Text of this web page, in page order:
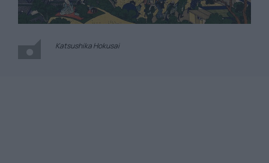
Katsushika Hokusai